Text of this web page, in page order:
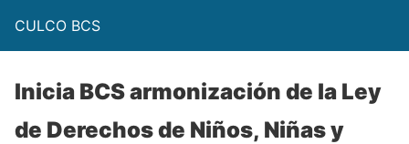
CULCO BCS
Inicia BCS armonización de la Ley
de Derechos de Niños, Niñas y